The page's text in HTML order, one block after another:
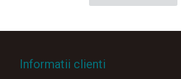
Informatii clienti